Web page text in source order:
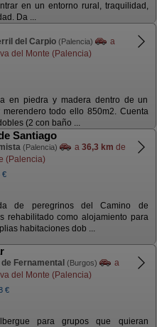
en un entorno rural, traquilidad,
Da ...
del Carpio (Palencia)
a
del Monte (Palencia)
en piedra y madera dentro de un
todo ello 850m2. Cuenta
(2 con baño ...
Santiago
(Palencia) a 36,3 km de
(Palencia)
€
de peregrinos del Camino de
rehabilitado como alojamiento para
habitaciones dob ...
Fernamental (Burgos)
a
del Monte (Palencia)
€
para grupos que quieran